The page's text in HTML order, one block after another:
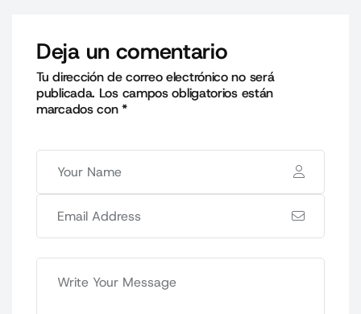
Deja un comentario
Tu dirección de correo electrónico no será
publicada. Los campos obligatorios están
marcados con*